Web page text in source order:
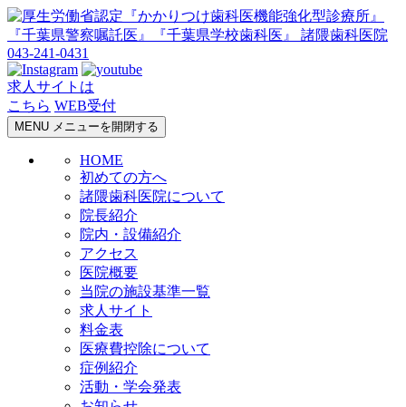
043-241-0431
求人サイトは
こちら WEB受付
MENU メニューを開閉する
HOME
初めての方へ
諸隈歯科医院について
院長紹介
院内・設備紹介
アクセス
医院概要
当院の施設基準一覧
求人サイト
料金表
医療費控除について
症例紹介
活動・学会発表